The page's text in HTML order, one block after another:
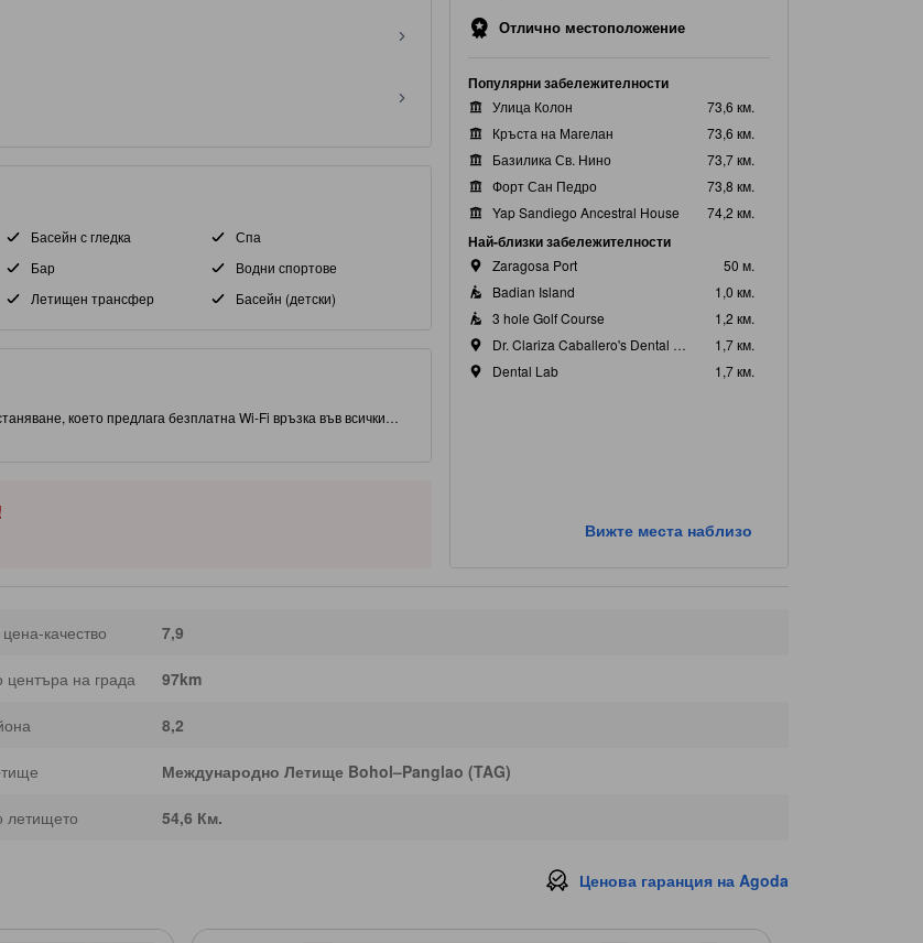
Басейн с гледка
Спа
Бар
Водни спортове
Летищен трансфер Басейн (детски)
което предлага безплатна Wi-Fi връзка във всички
дава близък достъп до атракции и интересни места за
достъп до външен басейн, масаж и спа на място.
Отлично местоположение
Популярни забележителности
Улица Колон
73,6 км.
Кръста на Магелан
73,6 км.
Базилика Св. Нино
73,7 км.
Форт Сан Педро
73,8 км.
Yap Sandiego Ancestral House
74,2 км.
Най-близки забележителности
Zaragosa Port
50 м.
Badian Island
1,0 км.
3 hole Golf Course
1,2 км.
Dr. Clariza Caballero's Dental Clinic
1,7 км.
Dental Lab
1,7 км.
Вижте места наблизо
качество 7,9
центъра на града 97km
8,2
Международно Летище Bohol–Panglao (TAG)
летището 54,6 Км.
Ценова гаранция на Agoda